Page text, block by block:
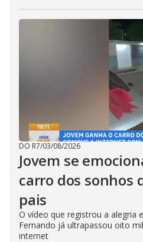
DO R7/03/08/2026
Jovem se
carro dos sonhos
pais
O vídeo que registrou a alegria
Fernando já ultrapassou oito
internet